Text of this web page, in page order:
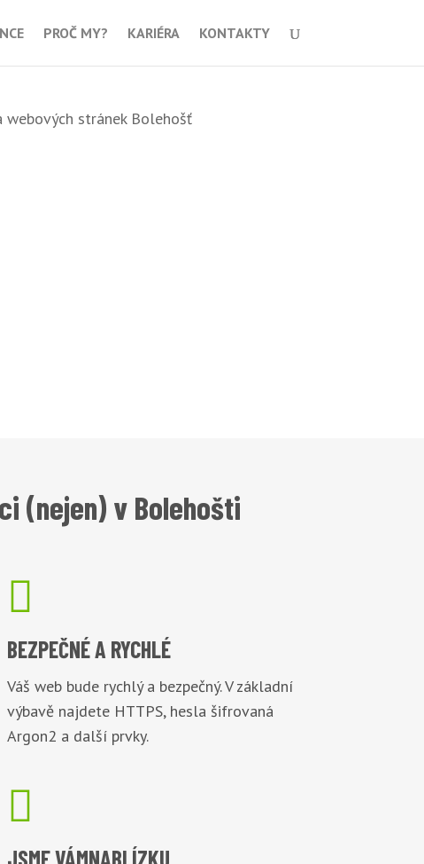
PROČ MY? KARIÉRA KONTAKTY
(nejen) v Bolehošti

BEZPEČNÉA RYCHLÉ
Váš web bude rychlý a bezpečný. V základní
výbavě najdete HTTPS, hesla šifrovaná
Argon2 a další prvky.

JSME VÁMNABLÍZKU